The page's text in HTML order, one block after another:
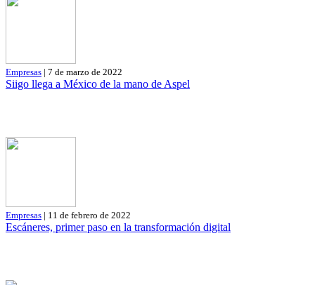
Empresas | 7 de marzo de 2022
Siigo llega a México de la mano de Aspel
Empresas | 11 de febrero de 2022
Escáneres, primer paso en la transformación digital